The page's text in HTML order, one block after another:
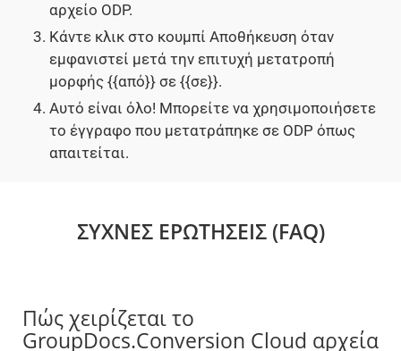
αρχείο ODP.
Κάντε κλικ στο κουμπί Αποθήκευση όταν
εμφανιστεί μετά την επιτυχή μετατροπή
μορφής {{από}} σε {{σε}}.
Αυτό είναι όλο! Μπορείτε να χρησιμοποιήσετε
το έγγραφο που μετατράπηκε σε ODP όπως
απαιτείται.
ΣΥΧΝΈΣ ΕΡΩΤΉΣΕΙΣ (FAQ)
Πώς χειρίζεται το
GroupDocs.Conversion Cloud αρχεία